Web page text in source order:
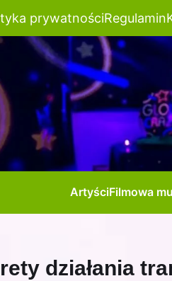
prywatnościRegulamin
ArtyściFilmowa
działania